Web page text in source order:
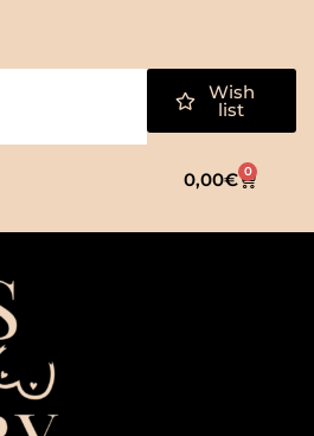
Wish
list
0,00€ 0